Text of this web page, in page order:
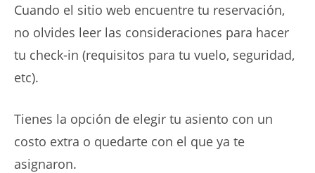
Cuando el sitio web encuentre tu reservación,
no olvides leer las consideraciones para hacer
tu check-in (requisitos para tu vuelo, seguridad,
etc).
Tienes la opción de elegir tu asiento con un
costo extra o quedarte con el que ya te
asignaron.